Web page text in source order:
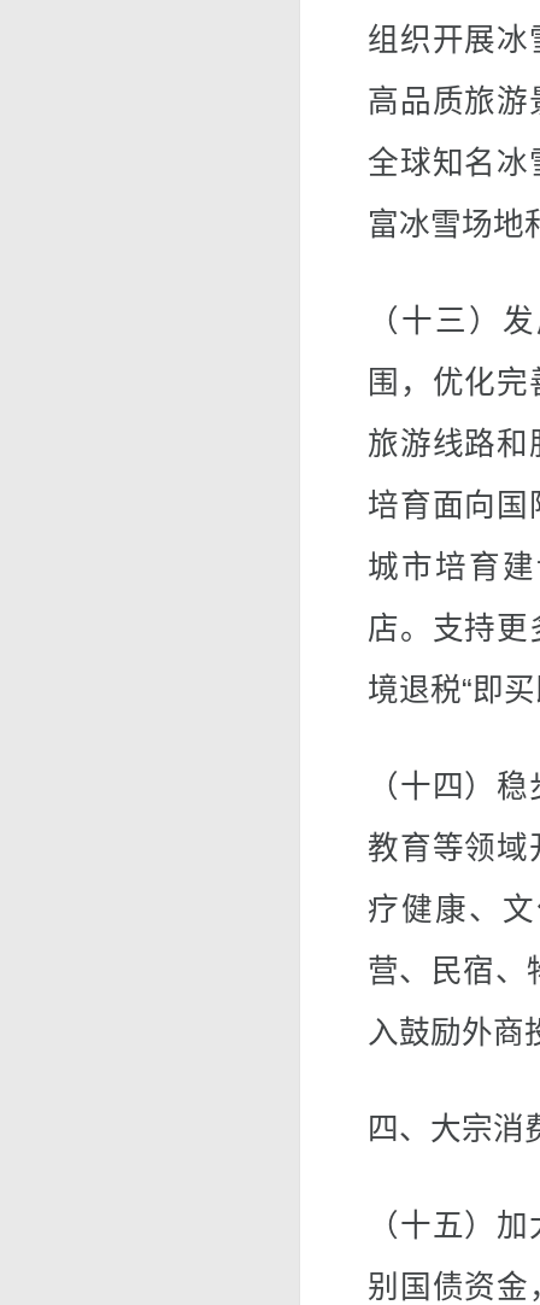
组织开展冰
高品质旅游
全球知名冰
富冰雪场地
（十三）
围，优化
旅游线路和
培育面向国
城市培育
店。支持
境退税“即
（十四）
教育等领域
疗健康、
营、民宿、
入鼓励外商
四、大宗消
（十五）
别国债资金